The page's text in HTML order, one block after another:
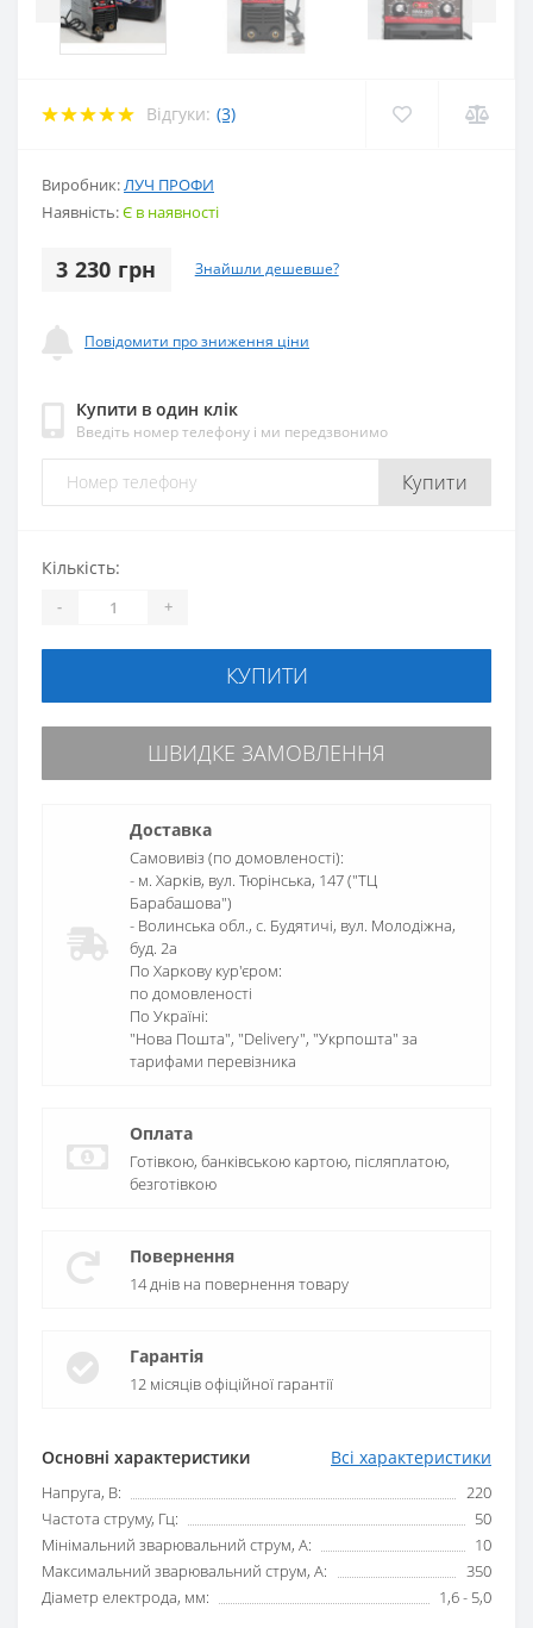
Відгуки: (3)
Виробник: ЛУЧ ПРОФИ
Наявність:Є в наявності
3 230 грн Знайшли дешевше?
Повідомити про зниження ціни
Купити в один клік
Введіть номер телефону і ми передзвонимо
Купити
Основні характеристики Всі характеристики
Напруга, В:
220
Частота струму, Гц:
50
Мінімальний зварювальний струм, А:
10
Максимальний зварювальний струм, А:
350
Діаметр електрода, мм:
1,6 - 5,0
Кількість:
- +
КУПИТИ
ШВИДКЕ ЗАМОВЛЕННЯ
Доставка
Самовивіз (по домовленості):
- м. Харків, вул. Тюрінська, 147 ("ТЦ
Барабашова")
- Волинська обл., c. Будятичі, вул. Молодіжна,
буд. 2а
По Харкову кур'єром:
по домовленості
По Україні:
"Нова Пошта", "Delivery", "Укрпошта" за
тарифами перевізника
Оплата
Готівкою, банківською картою, післяплатою,
безготівкою
Повернення
14 днів на повернення товару
Гарантія
12 місяців офіційної гарантії